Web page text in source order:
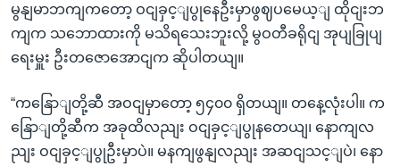
မွနျမာဘကျကတော့ ဝငျခှင့ျပွုနေဦးမှာဖွဈပမေယ့ျ ထိုငျးဘ
ကျက သဘောထားကို မသိရသေးဘူးလို့ မွဝတီခရိုငျ အုပျခြုပျ
ရေးမှူး ဦးတဇောအောငျက ဆိုပါတယျ။
“ကနြောျတို့ဆီ အဝငျမှာတော့ ၅၄၀၀ ရှိတယျ။ တနေ့လုံးပါ။ က
နြောျတို့ဆီက အခုထိလညျး ဝငျခှင့ျပွုနတေယျ၊ နောကျလ
ညျး ဝငျခှင့ျပွုဦးမှာပဲ။ မနကျဖွနျလညျး အဆငျသင့ျပဲ၊ နော